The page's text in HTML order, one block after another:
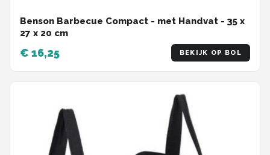
Benson Barbecue Compact - met Handvat - 35 x
27 x 20 cm
€ 16,25 BEKIJK OP BOL